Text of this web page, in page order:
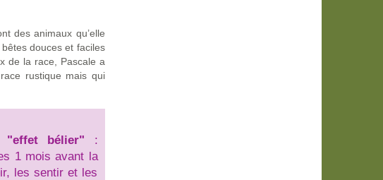
des animaux qu’elle
douces et faciles
de la race, Pascale a
rustique mais qui
"effet bélier" :
1 mois avant la
les sentir et les